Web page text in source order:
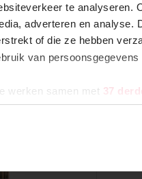
te analyseren.
adverteren en analyse.
of die ze hebben
van
werken samen met 37
die mogelijk